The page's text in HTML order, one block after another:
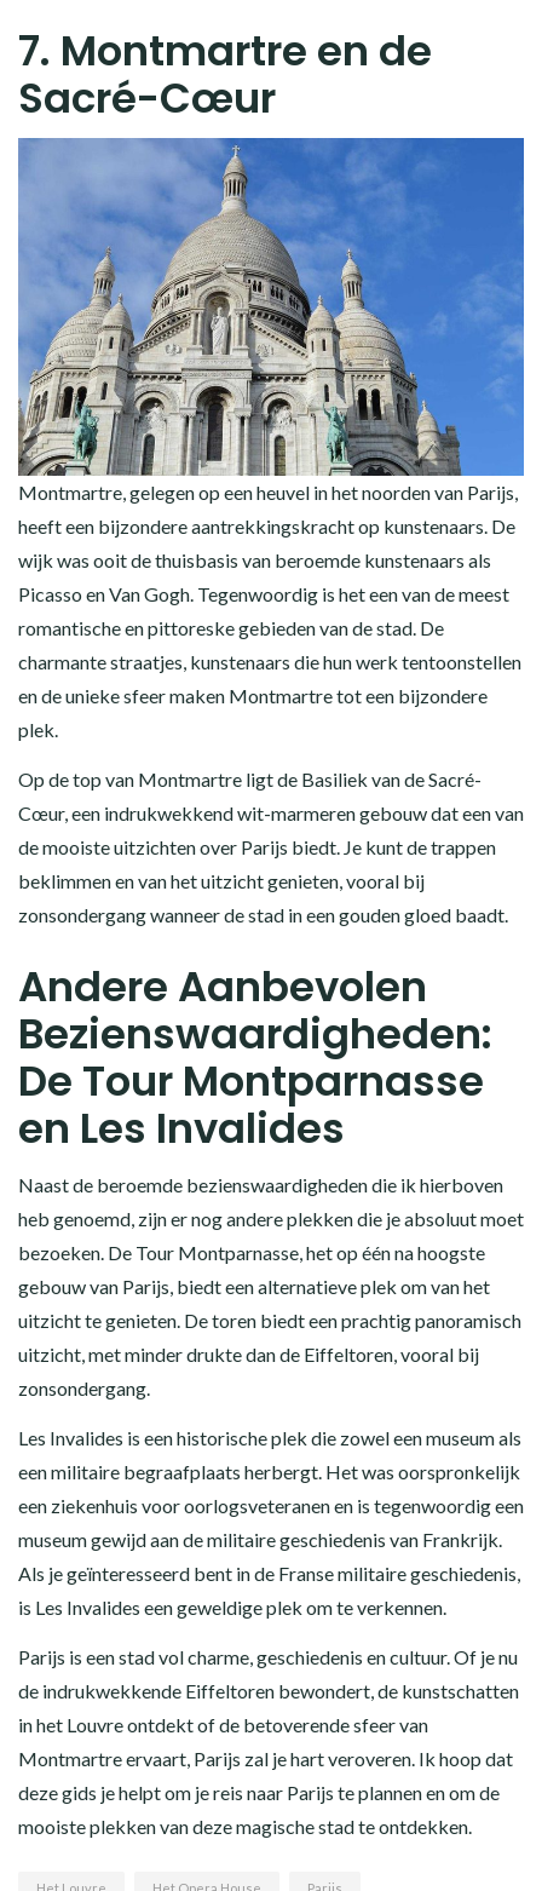
7. Montmartre en de
Sacré-Cœur
Montmartre, gelegen op een heuvel in het noorden van Parijs,
heeft een bijzondere aantrekkingskracht op kunstenaars. De
wijk was ooit de thuisbasis van beroemde kunstenaars als
Picasso en Van Gogh. Tegenwoordig is het een van de meest
romantische en pittoreske gebieden van de stad. De
charmante straatjes, kunstenaars die hun werk tentoonstellen
en de unieke sfeer maken Montmartre tot een bijzondere
plek.
Op de top van Montmartre ligt de Basiliek van de Sacré-
Cœur, een indrukwekkend wit-marmeren gebouw dat een van
de mooiste uitzichten over Parijs biedt. Je kunt de trappen
beklimmen en van het uitzicht genieten, vooral bij
zonsondergang wanneer de stad in een gouden gloed baadt.
Andere Aanbevolen
Bezienswaardigheden:
De Tour Montparnasse
en Les Invalides
Naast de beroemde bezienswaardigheden die ik hierboven
heb genoemd, zijn er nog andere plekken die je absoluut moet
bezoeken. De Tour Montparnasse, het op één na hoogste
gebouw van Parijs, biedt een alternatieve plek om van het
uitzicht te genieten. De toren biedt een prachtig panoramisch
uitzicht, met minder drukte dan de Eiffeltoren, vooral bij
zonsondergang.
Les Invalides is een historische plek die zowel een museum als
een militaire begraafplaats herbergt. Het was oorspronkelijk
een ziekenhuis voor oorlogsveteranen en is tegenwoordig een
museum gewijd aan de militaire geschiedenis van Frankrijk.
Als je geïnteresseerd bent in de Franse militaire geschiedenis,
is Les Invalides een geweldige plek om te verkennen.
Parijs is een stad vol charme, geschiedenis en cultuur. Of je nu
de indrukwekkende Eiffeltoren bewondert, de kunstschatten
in het Louvre ontdekt of de betoverende sfeer van
Montmartre ervaart, Parijs zal je hart veroveren. Ik hoop dat
deze gids je helpt om je reis naar Parijs te plannen en om de
mooiste plekken van deze magische stad te ontdekken.